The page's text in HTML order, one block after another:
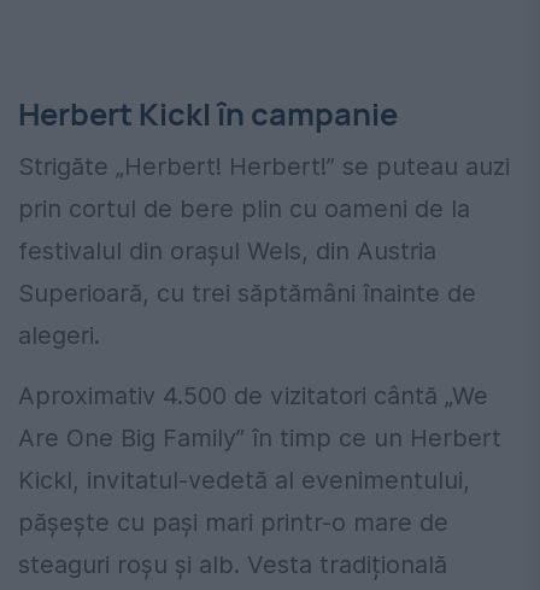
Herbert Kickl în campanie
Strigăte „Herbert! Herbert!” se puteau auzi
prin cortul de bere plin cu oameni de la
festivalul din orașul Wels, din Austria
Superioară, cu trei săptămâni înainte de
alegeri.
Aproximativ 4.500 de vizitatori cântă „We
Are One Big Family” în timp ce un Herbert
Kickl, invitatul-vedetă al evenimentului,
pășește cu pași mari printr-o mare de
steaguri roșu și alb. Vesta tradițională